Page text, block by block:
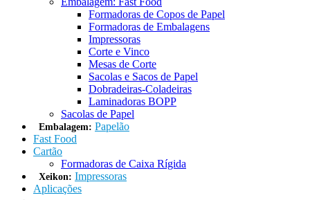
Formadoras de Copos de Papel
Formadoras de Embalagens
Impressoras
Corte e Vinco
Mesas de Corte
Sacolas e Sacos de Papel
Dobradeiras-Coladeiras
Laminadoras BOPP
Sacolas de Papel
Embalagem: Papelão
Fast Food
Cartão
Formadoras de Caixa Rígida
Xeikon: Impressoras
Aplicações